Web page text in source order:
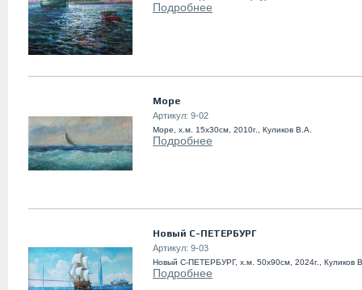
Подробнее
Море
Артикул: 9-02
Море, х.м. 15х30см, 2010г., Куликов В.А.
Подробнее
Новый С-ПЕТЕРБУРГ
Артикул: 9-03
Новый С-ПЕТЕРБУРГ, х.м. 50х90см, 2024г., Куликов
Подробнее